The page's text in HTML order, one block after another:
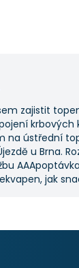
zajistit
krbových
na ústřední
u Brna.
jak
a určitě se